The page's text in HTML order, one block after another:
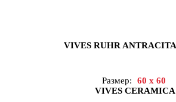
VIVES RUHR
Размер:
60 x 60
VIVES CERAMICA